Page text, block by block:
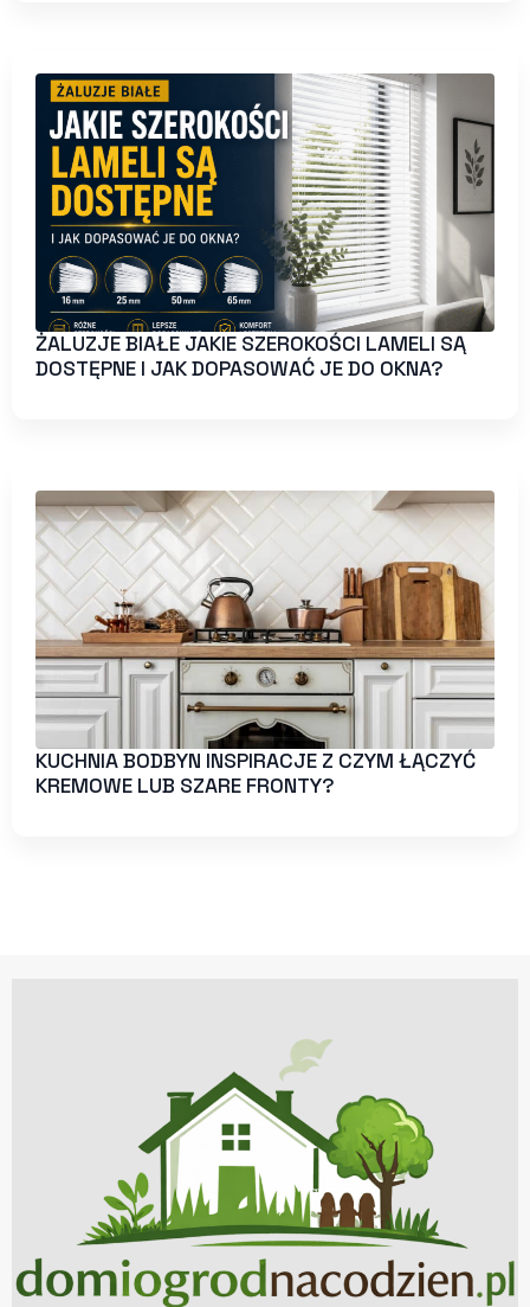
ŻALUZJE BIAŁE JAKIE SZEROKOŚCI LAMELI SĄ
DOSTĘPNE I JAK DOPASOWAĆ JE DO OKNA?
KUCHNIA BODBYN INSPIRACJE Z CZYM ŁĄCZYĆ
KREMOWE LUB SZARE FRONTY?